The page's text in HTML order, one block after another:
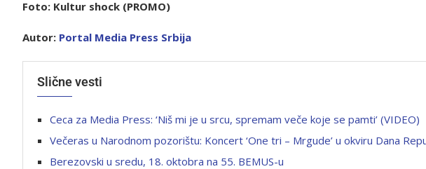
Foto: Kultur shock (PROMO)
Autor: Portal Media Press Srbija
Slične vesti
Ceca za Media Press: ‘Niš mi je u srcu, spremam veče koje se pamti’ (VIDEO)
Večeras u Narodnom pozorištu: Koncert ‘One tri – Mrgude’ u okviru Dana
Berezovski u sredu, 18. oktobra na 55. BEMUS-u